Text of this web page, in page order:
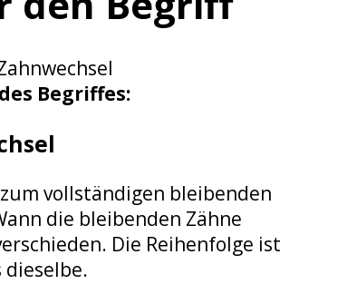
Begriffes:
vollständigen bleibenden
die bleibenden Zähne
Die Reihenfolge ist
dieselbe.